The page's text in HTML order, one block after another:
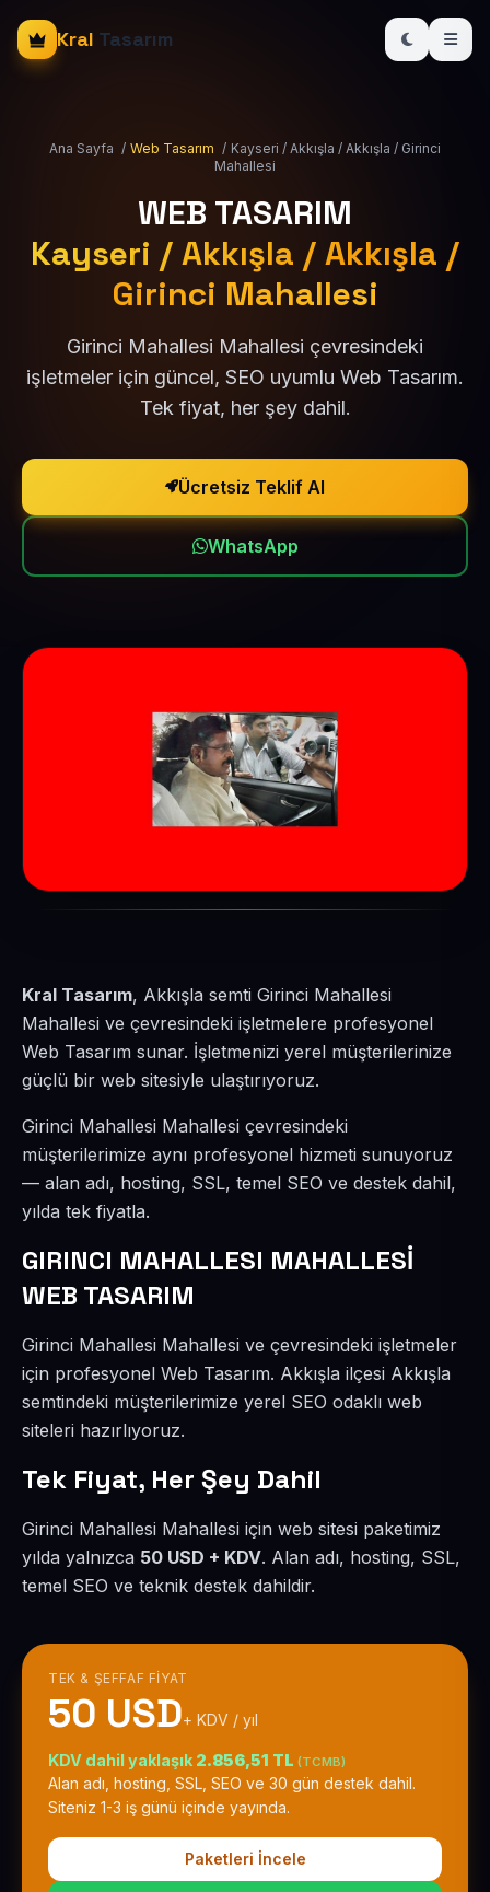
Kral Tasarım
Ana Sayfa / Web Tasarım / Kayseri / Akkışla / Akkışla / Girinci
Mahallesi
WEB TASARIM
Kayseri / Akkışla / Akkışla /
Girinci Mahallesi
Girinci Mahallesi Mahallesi çevresindeki
işletmeler için güncel, SEO uyumlu Web Tasarım.
Tek fiyat, her şey dahil.
Ücretsiz Teklif Al
WhatsApp
Kral Tasarım, Akkışla semti Girinci Mahallesi
Mahallesi ve çevresindeki işletmelere profesyonel
Web Tasarım sunar. İşletmenizi yerel müşterilerinize
güçlü bir web sitesiyle ulaştırıyoruz.
Girinci Mahallesi Mahallesi çevresindeki
müşterilerimize aynı profesyonel hizmeti sunuyoruz
— alan adı, hosting, SSL, temel SEO ve destek dahil,
yılda tek fiyatla.
GIRINCI MAHALLESI MAHALLESİ
WEB TASARIM
Girinci Mahallesi Mahallesi ve çevresindeki işletmeler
için profesyonel Web Tasarım. Akkışla ilçesi Akkışla
semtindeki müşterilerimize yerel SEO odaklı web
siteleri hazırlıyoruz.
Tek Fiyat, Her Şey Dahil
Girinci Mahallesi Mahallesi için web sitesi paketimiz
yılda yalnızca 50 USD + KDV. Alan adı, hosting, SSL,
temel SEO ve teknik destek dahildir.
TEK & ŞEFFAF FIYAT
50 USD+ KDV / yıl
KDV dahil yaklaşık 2.856,51 TL (TCMB)
Alan adı, hosting, SSL, SEO ve 30 gün destek dahil.
Siteniz 1-3 iş günü içinde yayında.
Paketleri İncele